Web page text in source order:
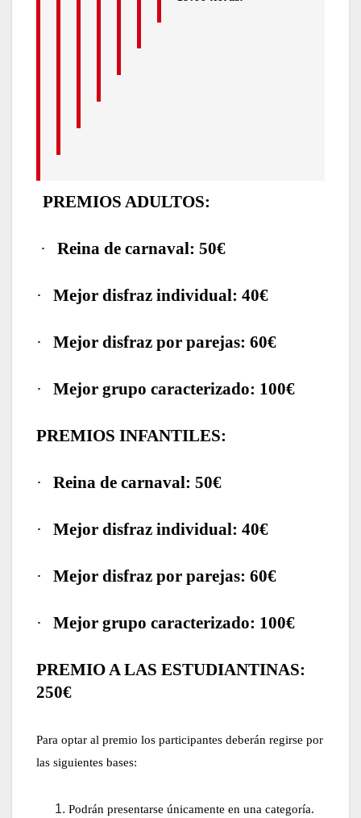
PREMIOS ADULTOS:
· Reina de carnaval: 50€
· Mejor disfraz individual: 40€
· Mejor disfraz por parejas: 60€
· Mejor grupo caracterizado: 100€
PREMIOS INFANTILES:
· Reina de carnaval: 50€
· Mejor disfraz individual: 40€
· Mejor disfraz por parejas: 60€
· Mejor grupo caracterizado: 100€
PREMIO A LAS ESTUDIANTINAS:
250€
Para optar al premio los participantes deberán regirse por
las siguientes bases:
Podrán presentarse únicamente en una categoría.